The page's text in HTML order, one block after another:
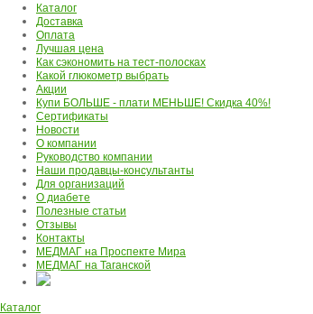
Каталог
Доставка
Оплата
Лучшая цена
Как сэкономить на тест-полосках
Какой глюкометр выбрать
Акции
Купи БОЛЬШЕ - плати МЕНЬШЕ! Скидка 40%!
Сертификаты
Новости
О компании
Руководство компании
Наши продавцы-консультанты
Для организаций
О диабете
Полезные статьи
Отзывы
Контакты
МЕДМАГ на Проспекте Мира
МЕДМАГ на Таганской
Каталог